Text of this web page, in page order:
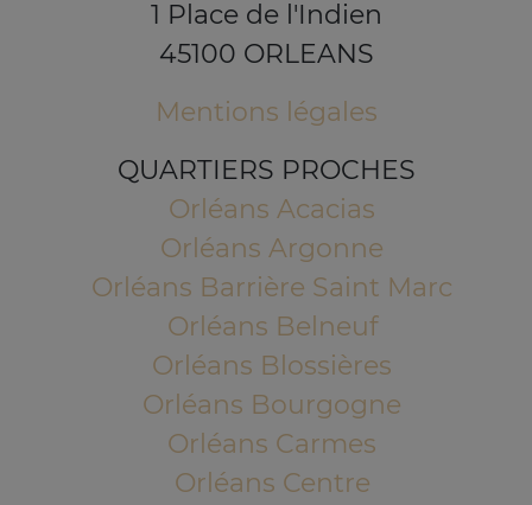
1 Place de l'Indien
45100 ORLEANS
Mentions légales
QUARTIERS PROCHES
Orléans Acacias
Orléans Argonne
Orléans Barrière Saint Marc
Orléans Belneuf
Orléans Blossières
Orléans Bourgogne
Orléans Carmes
Orléans Centre